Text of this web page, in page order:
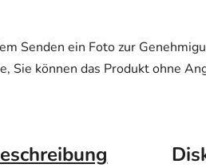
Senden ein Foto zur
Sie können das Produkt ohne